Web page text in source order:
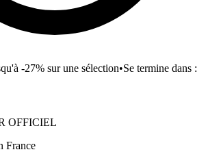
-27% sur une sélection•Se termine dans :
OFFICIEL
France